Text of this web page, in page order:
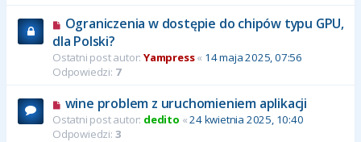
Ograniczenia w dostępie do chipów typu GPU,
dla Polski?
Ostatni post autor: Yampress« 14 maja 2025, 07:56
Odpowiedzi: 7
wine problem z uruchomieniem aplikacji
Ostatni post autor: dedito «24 kwietnia 2025, 10:40
Odpowiedzi: 3